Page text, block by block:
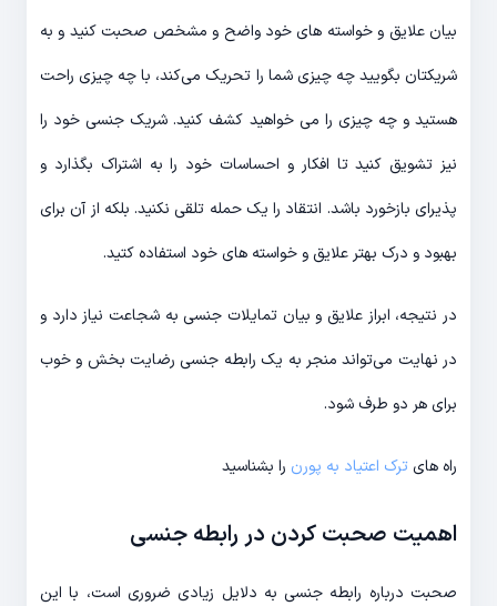
بیان علایق و خواسته های خود واضح و مشخص صحبت کنید و به
شریکتان بگویید چه چیزی شما را تحریک می‌کند، با چه چیزی راحت
هستید و چه چیزی را می خواهید کشف کنید. شریک جنسی خود را
نیز تشویق کنید تا افکار و احساسات خود را به اشتراک بگذارد و
پذیرای بازخورد باشد. انتقاد را یک حمله تلقی نکنید. بلکه از آن برای
بهبود و درک بهتر علایق و خواسته های خود استفاده کتید.
در نتیجه، ابراز علایق و بیان تمایلات جنسی به شجاعت نیاز دارد و
در نهایت می‌تواند منجر به یک رابطه جنسی رضایت بخش و خوب
برای هر دو طرف شود.
راه هایترک اعتیاد به پورن را بشناسید
اهمیت صحبت کردن در رابطه جنسی
صحبت درباره رابطه جنسی به دلایل زیادی ضروری است، با این